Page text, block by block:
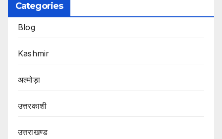
Categories
Blog
Kashmir
अल्मोड़ा
उत्तरकाशी
उत्तराखण्ड